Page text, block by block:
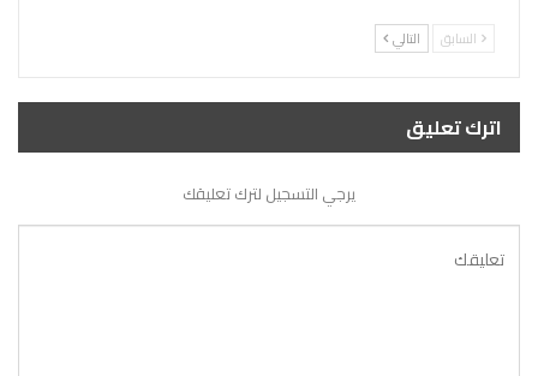
السابق التالي
اترك تعليق
يرجي التسجيل لترك تعليقك